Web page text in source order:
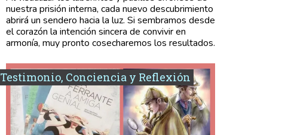
nuestra prisión interna, cada nuevo descubrimiento
abrirá un sendero hacia la luz. Si sembramos desde
el corazón la intención sincera de convivir en
armonía, muy pronto cosecharemos los resultados.
Testimonio, Conciencia y Reflexión